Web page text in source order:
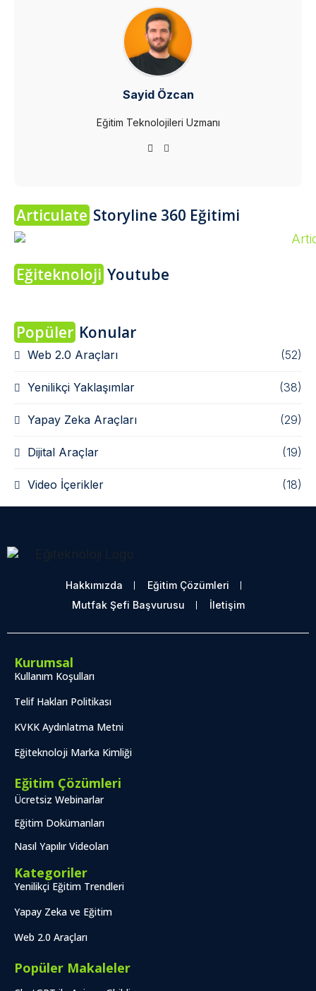
Sayid Özcan
Eğitim Teknolojileri Uzmanı
Articulate Storyline 360 Eğitimi
Eğiteknoloji Youtube
Popüler Konular
Web 2.0 Araçları (52)
Yenilikçi Yaklaşımlar (38)
Yapay Zeka Araçları (29)
Dijital Araçlar (19)
Video İçerikler (18)
Kurumsal
Kullanım Koşulları
Telif Hakları Politikası
KVKK Aydınlatma Metni
Eğiteknoloji Marka Kimliği
Eğitim Çözümleri
Ücretsiz Webinarlar
Eğitim Dokümanları
Nasıl Yapılır Videoları
Kategoriler
Yenilikçi Eğitim Trendleri
Yapay Zeka ve Eğitim
Web 2.0 Araçları
Popüler Makaleler
Hakkımızda
Eğitim Çözümleri
Mutfak Şefi Başvurusu
İletişim